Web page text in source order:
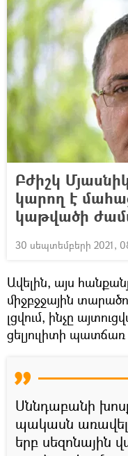
Բժիշկ
կարող է
կաթվածի
30 սեպտեմբերի 2021,
Ավելին, այս
միջբջջային
լցվում, ինչը
ցելյուլիտի պատճառ
Սննդաբանի
պակասն
երբ սեզոնային